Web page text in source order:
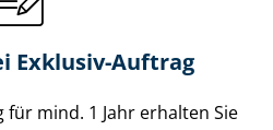
Exklusiv-Auftrag
für mind. 1 Jahr erhalten Sie